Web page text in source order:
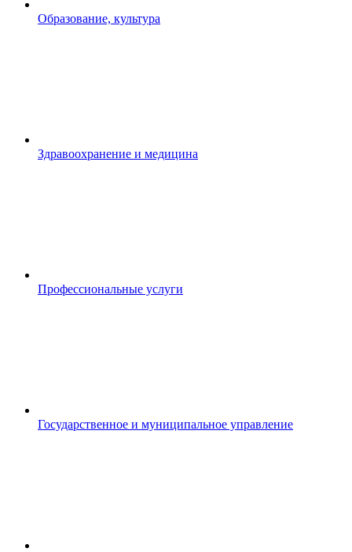
Образование, культура
Здравоохранение и медицина
Профессиональные услуги
Государственное и муниципальное управление